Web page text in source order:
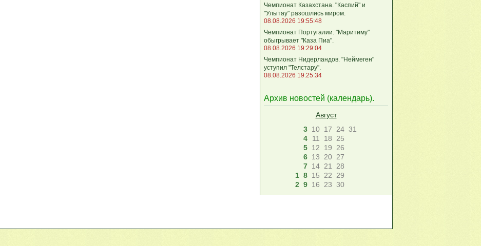
Чемпионат Казахстана. "Каспий" и
"Улытау" разошлись миром.
08.08.2026 19:55:48
Чемпионат Португалии. "Маритиму"
обыгрывает "Каза Пиа".
08.08.2026 19:29:04
Чемпионат Нидерландов. "Неймеген"
уступил "Телстару".
08.08.2026 19:25:34
Архив новостей (календарь).
Август
3 10 17 24 31
4
11 18
25
5 12 19
26
6 13 20 27
7 14 21
28
1 8 15 22
29
2 9 16 23 30